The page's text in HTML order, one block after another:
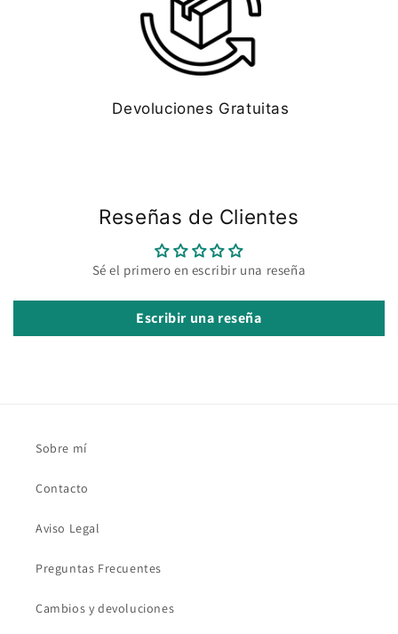
Devoluciones Gratuitas
Reseñas de Clientes
Sé el primero en escribir una reseña
Escribir una reseña
Sobre mí
Contacto
Aviso Legal
Preguntas Frecuentes
Cambios y devoluciones